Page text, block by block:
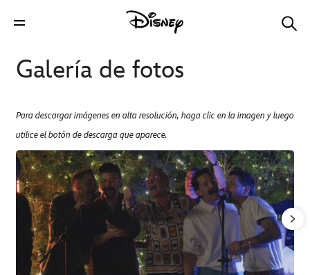
Galería de fotos
Para descargar imágenes en alta resolución, haga clic en la imagen y luego
utilice el botón de descarga que aparece.